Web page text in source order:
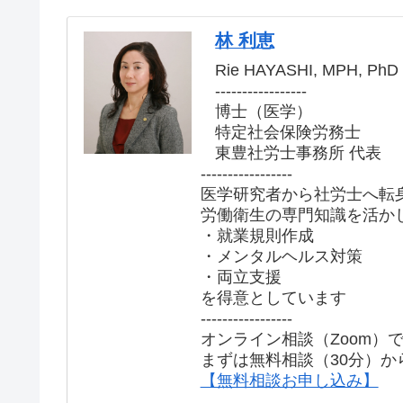
林 利恵
Rie HAYASHI, MPH, PhD
-----------------
博士（医学）
特定社会保険労務士
東豊社労士事務所 代表
-----------------
医学研究者から社労士へ転
労働衛生の専門知識を活か
・就業規則作成
・メンタルヘルス対策
・両立支援
を得意としています
-----------------
オンライン相談（Zoom）
まずは無料相談（30分）か
【無料相談お申し込み】